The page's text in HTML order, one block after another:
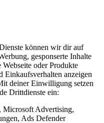
können wir dir auf
gesponserte Inhalte
oder Produkte
Einkaufsverhalten anzeigen
deiner Einwilligung setzen
Drittdienste ein:
Microsoft Advertising,
Ads Defender